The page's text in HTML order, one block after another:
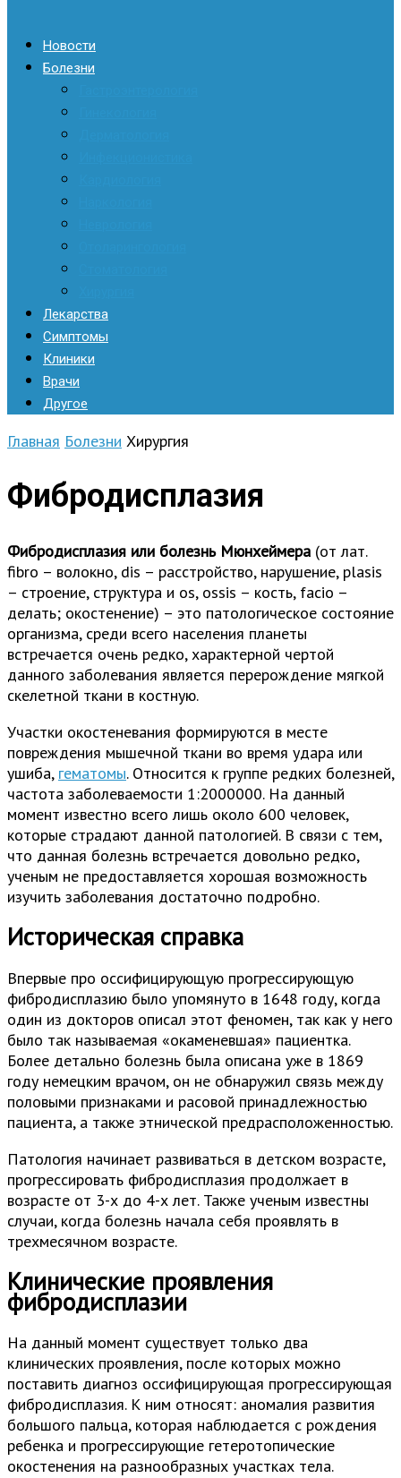
Новости
Болезни
Лекарства
Симптомы
Клиники
Врачи
Другое
Главная Болезни Хирургия
Фибродисплазия
Фибродисплазия или болезнь Мюнхеймера (от лат.
fibro – волокно, dis – расстройство, нарушение, plasis
– строение, структура и os, ossis – кость, facio –
делать; окостенение) – это патологическое состояние
организма, среди всего населения планеты
встречается очень редко, характерной чертой
данного заболевания является перерождение мягкой
скелетной ткани в костную.
Участки окостеневания формируются в месте
повреждения мышечной ткани во время удара или
ушиба, гематомы. Относится к группе редких болезней,
частота заболеваемости 1:2000000. На данный
момент известно всего лишь около 600 человек,
которые страдают данной патологией. В связи с тем,
что данная болезнь встречается довольно редко,
ученым не предоставляется хорошая возможность
изучить заболевания достаточно подробно.
Историческая справка
Впервые про оссифицирующую прогрессирующую
фибродисплазию было упомянуто в 1648 году, когда
один из докторов описал этот феномен, так как у него
было так называемая «окаменевшая» пациентка.
Более детально болезнь была описана уже в 1869
году немецким врачом, он не обнаружил связь между
половыми признаками и расовой принадлежностью
пациента, а также этнической предрасположенностью.
Патология начинает развиваться в детском возрасте,
прогрессировать фибродисплазия продолжает в
возрасте от 3-х до 4-х лет. Также ученым известны
случаи, когда болезнь начала себя проявлять в
трехмесячном возрасте.
Клинические проявления
фибродисплазии
На данный момент существует только два
клинических проявления, после которых можно
поставить диагноз оссифицирующая прогрессирующая
фибродисплазия. К ним относят: аномалия развития
большого пальца, которая наблюдается с рождения
ребенка и прогрессирующие гетеротопические
окостенения на разнообразных участках тела.